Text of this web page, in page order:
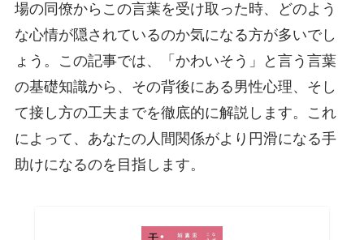
場の同僚からこの言葉を受け取った時、どのよう
な心情が隠されているのか気になる方が多いでし
ょう。この記事では、「かわいそう」と言う言葉
の基礎知識から、その背後にある男性心理、そし
て接し方の工夫までを徹底的に解説します。これ
によって、あなたの人間関係がより円滑になる手
助けになるのを目指します。